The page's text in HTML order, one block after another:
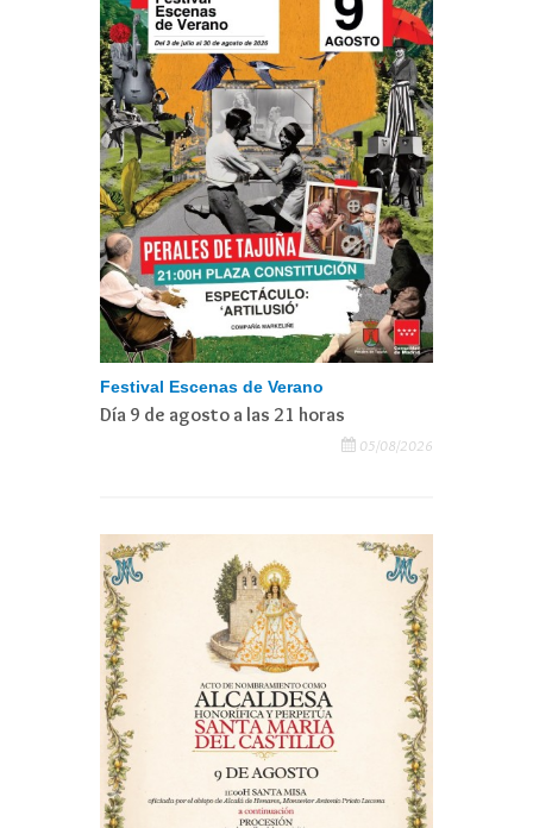
Festival Escenas de Verano
Día 9 de agosto a las 21 horas
05/08/2026